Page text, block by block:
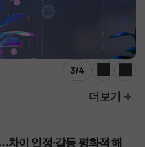
3/4
이전 다음